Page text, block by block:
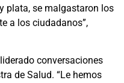
plata, se malgastaron los
a los ciudadanos”,
conversaciones
de Salud. “Le hemos